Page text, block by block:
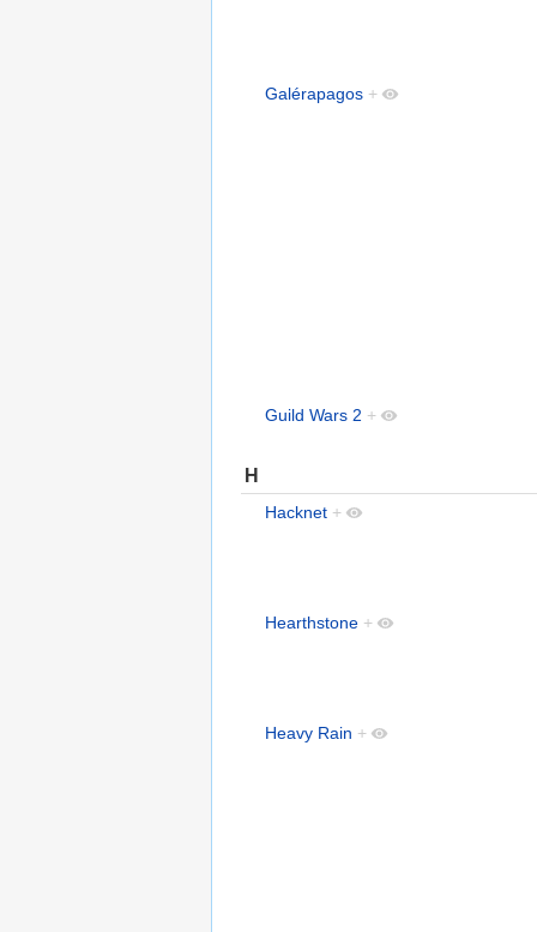
Galérapagos +
Guild Wars 2 +
H
Hacknet +
Hearthstone +
Heavy Rain +